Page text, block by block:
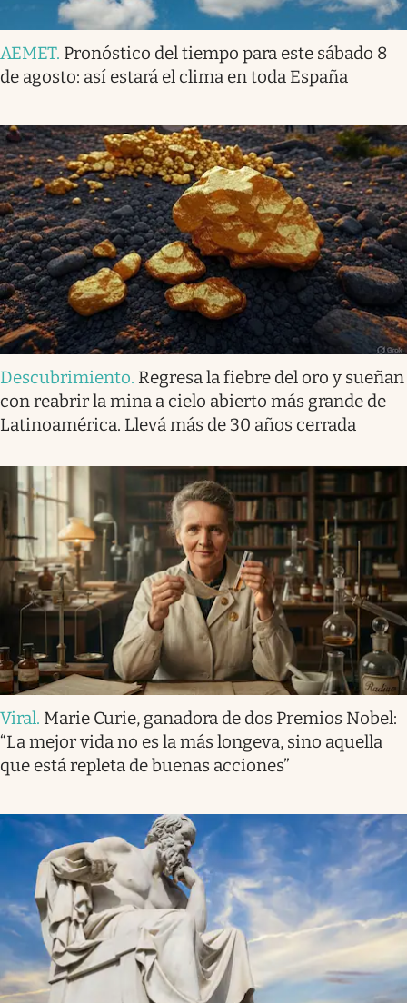
AEMET. Pronóstico del tiempo para este sábado 8
de agosto: así estará el clima en toda España
Descubrimiento. Regresa la fiebre del oro y sueñan
con reabrir la mina a cielo abierto más grande de
Latinoamérica. Llevá más de 30 años cerrada
Viral. Marie Curie, ganadora de dos Premios Nobel:
“La mejor vida no es la más longeva, sino aquella
que está repleta de buenas acciones”